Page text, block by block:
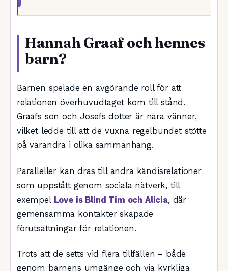
Hannah Graaf och hennes
barn?
Barnen spelade en avgörande roll för att
relationen överhuvudtaget kom till stånd.
Graafs son och Josefs dotter är nära vänner,
vilket ledde till att de vuxna regelbundet stötte
på varandra i olika sammanhang.
Paralleller kan dras till andra kändisrelationer
som uppstått genom sociala nätverk, till
exempel Love is Blind Tim och Alicia, där
gemensamma kontakter skapade
förutsättningar för relationen.
Trots att de setts vid flera tillfällen – både
genom barnens umgänge och via kyrkliga